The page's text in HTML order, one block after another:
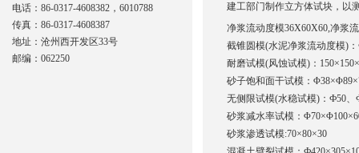
建工部门制作立方体试块，以
净浆流动度模36X60X60,净浆
截锥圆模(水泥净浆流动度模)
耐磨试模(风蚀试模)：
砂子饱和面干试模：
无侧限试模(水稳试模)：Ф50、
砂浆减水率试模：
砂浆渗透试模:70×80×30
电话：86-0317-4608382，6010788
传真：86-0317-4608387
地址：沧州西开发区33号
邮编：062250